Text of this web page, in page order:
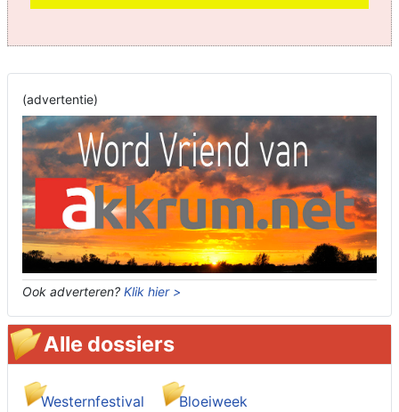
(advertentie)
Ook adverteren? Klik hier >
Alle dossiers
Westernfestival
Bloeiweek